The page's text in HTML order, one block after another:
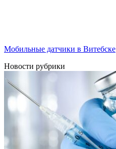
Мобильные датчики в Витебске
Новости рубрики